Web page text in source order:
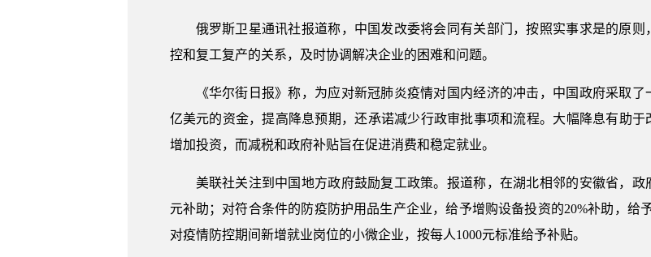
俄罗斯卫星通讯社报道称，中国发改委将会同有关部门，按照实事求是的原
控和复工复产的关系，及时协调解决企业的困难和问题。
《华尔街日报》称，为应对新冠肺炎疫情对国内经济的冲击，中国政府采取
亿美元的资金，提高降息预期，还承诺减少行政审批事项和流程。大幅降息有助
增加投资，而减税和政府补贴旨在促进消费和稳定就业。
美联社关注到中国地方政府鼓励复工政策。报道称，在湖北相邻的安徽省，
元补助；对符合条件的防疫防护用品生产企业，给予增购设备投资的20%补助，给
对疫情防控期间新增就业岗位的小微企业，按每人1000元标准给予补贴。